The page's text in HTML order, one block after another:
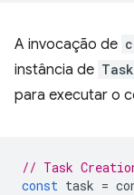
A invocação de
instância de Task
para executar o
// Task
const task =